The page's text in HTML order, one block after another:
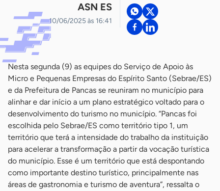
ASN ES
10/06/2025 às 16:41
Nesta segunda (9) as equipes do Serviço de Apoio às
Micro e Pequenas Empresas do Espírito Santo (Sebrae/ES)
e da Prefeitura de Pancas se reuniram no município para
alinhar e dar início a um plano estratégico voltado para o
desenvolvimento do turismo no município. “Pancas foi
escolhida pelo Sebrae/ES como território tipo 1, um
território que terá a intensidade do trabalho da instituição
para acelerar a transformação a partir da vocação turística
do município. Esse é um território que está despontando
como importante destino turístico, principalmente nas
áreas de gastronomia e turismo de aventura”, ressalta o